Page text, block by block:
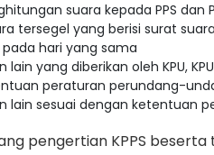
suara kepada PPS dan
tersegel yang berisi surat
pada hari yang sama
yang diberikan oleh KPU,
peraturan perundang-
lain sesuai dengan ketentuan
pengertian KPPS